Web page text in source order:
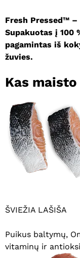
Fresh Pressed™
Supakuotas į 100
pagamintas iš
žuvies.
Kas
ŠVIEŽIA LAŠIŠA
Puikus baltymų,
vitaminų ir